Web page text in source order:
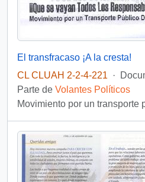
El transfracaso ¡A la cresta!
CL CLUAH 2-2-4-221
·
Parte de Volantes Políticos
Movimiento por un transporte